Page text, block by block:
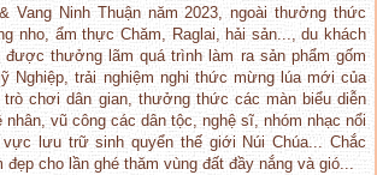
Vang Ninh Thuận năm 2023, ngoài thưởng thức
nho, ẩm thực Chăm, Raglai, hải sản..., du khách
được thưởng lãm quá trình làm ra sản phẩm gốm
Nghiệp, trải nghiệm nghi thức mừng lúa mới của
trò chơi dân gian, thưởng thức các màn biểu diễn
nhân, vũ công các dân tộc, nghệ sĩ, nhóm nhạc nổi
lưu trữ sinh quyển thế giới Núi Chúa... Chắc
đẹp cho lần ghé thăm vùng đất đầy nắng và gió...